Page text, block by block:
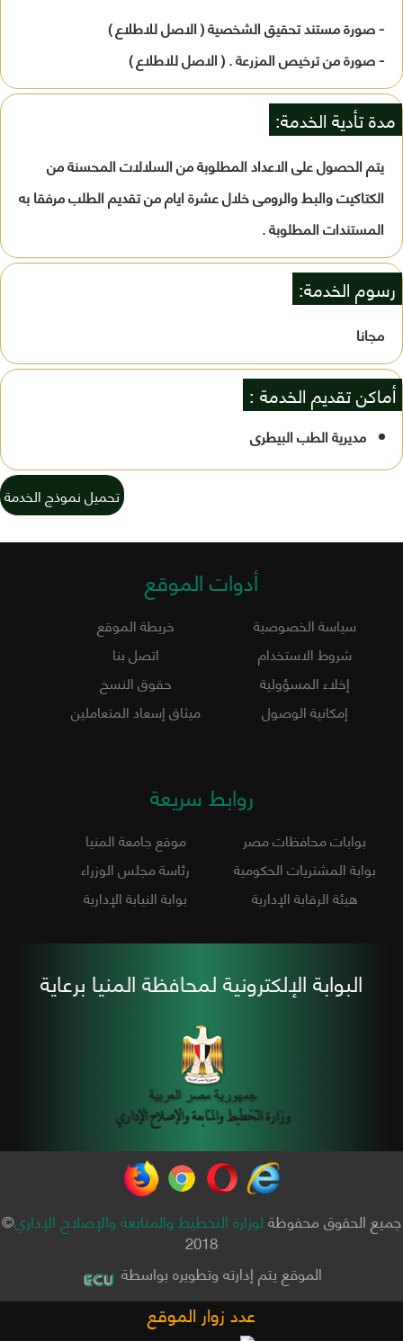
- صورة مستند تحقيق الشخصية ( الاصل للاطلاع )
- صورة من ترخيص المزرعة . ( الاصل للاطلاع )
مدة تأدية الخدمة:
يتم الحصول على الاعداد المطلوبة من السلالات المحسنة من
الكتاكيت والبط والرومى خلال عشرة ايام من تقديم الطلب مرفقا به
المستندات المطلوبة .
رسوم الخدمة:
مجانا
أماكن تقديم الخدمة :
مديرية الطب البيطرى
تحميل نموذج الخدمة
أدوات الموقع
سياسة الخصوصية
خريطة الموقع
شروط الاستخدام
اتصل بنا
إخلاء المسؤولية
حقوق النسخ
إمكانية الوصول
ميثاق إسعاد المتعاملين
روابط سريعة
بوابات محافظات مصر
موقع جامعة المنيا
بوابة المشتريات الحكومية
رئاسة مجلس الوزراء
هيئة الرقابة الإدارية
بوابة النيابة الإدارية
البوابة الإلكترونية لمحافظة المنيا برعاية
جميع الحقوق محفوظةلوزارة التخطيط والمتابعة والإصلاح الإداري©
2018
الموقع يتم إدارته وتطويره بواسطة
عدد زوار الموقع